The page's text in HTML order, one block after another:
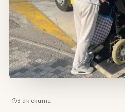
· 3 dk okuma